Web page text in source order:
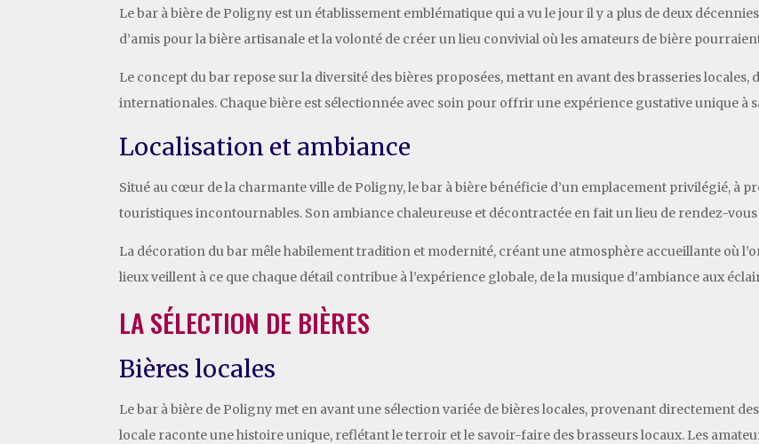
Le bar à bière de Poligny est un établissement emblématique qui a vu le jour il y a plus de deux
d’amis pour la bière artisanale et la volonté de créer un lieu convivial où les amateurs de bière
Le concept du bar repose sur la diversité des bières proposées, mettant en avant des brasseries
internationales. Chaque bière est sélectionnée avec soin pour offrir une expérience gustative unique à
Localisation et ambiance
Situé au cœur de la charmante ville de Poligny, le bar à bière bénéficie d’un emplacement privilégié, à
touristiques incontournables. Son ambiance chaleureuse et décontractée en fait un lieu de rendez-vous
La décoration du bar mêle habilement tradition et modernité, créant une atmosphère accueillante où
lieux veillent à ce que chaque détail contribue à l’expérience globale, de la musique d’ambiance aux
LA SÉLECTION DE BIÈRES
Bières locales
Le bar à bière de Poligny met en avant une sélection variée de bières locales, provenant directement
locale raconte une histoire unique, reflétant le terroir et le savoir-faire des brasseurs locaux. Les